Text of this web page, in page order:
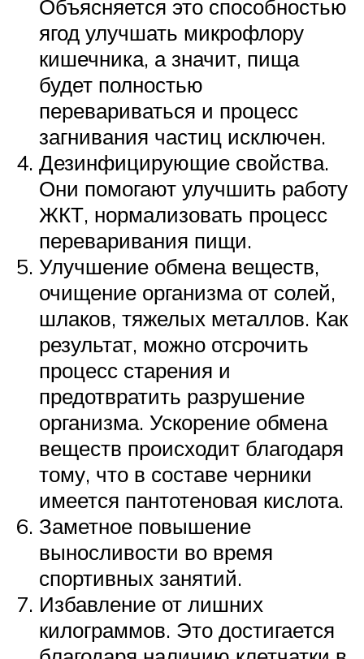
Объясняется это способностью
ягод улучшать микрофлору
кишечника, а значит, пища
будет полностью
перевариваться и процесс
загнивания частиц исключен.
Дезинфицирующие свойства.
Они помогают улучшить работу
ЖКТ, нормализовать процесс
переваривания пищи.
Улучшение обмена веществ,
очищение организма от солей,
шлаков, тяжелых металлов. Как
результат, можно отсрочить
процесс старения и
предотвратить разрушение
организма. Ускорение обмена
веществ происходит благодаря
тому, что в составе черники
имеется пантотеновая кислота.
Заметное повышение
выносливости во время
спортивных занятий.
Избавление от лишних
килограммов. Это достигается